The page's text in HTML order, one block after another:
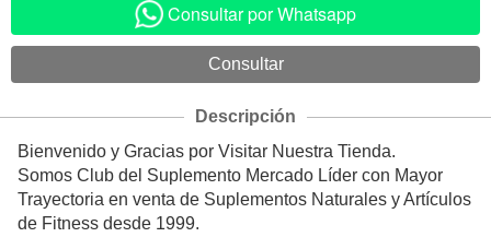
Consultar por Whatsapp
Descripción
Bienvenido y Gracias por Visitar Nuestra Tienda.
Somos Club del Suplemento Mercado Líder con Mayor
Trayectoria en venta de Suplementos Naturales y Artículos
de Fitness desde 1999.